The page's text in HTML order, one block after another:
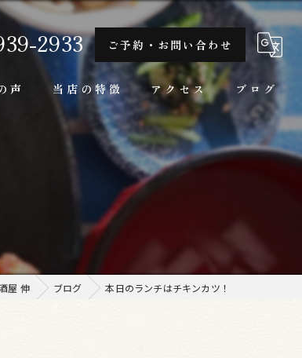
2933 ご予約・お問い合わせ
声 当店の特徴
隠れ家
ランチ
牛肉
アクセス ブログ
屋 伸 ブログ 本日のランチはチキンカツ！